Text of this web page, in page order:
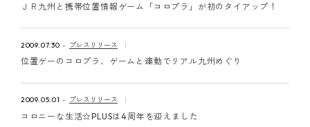
ＪＲ九州と携帯位置情報ゲーム「コロプラ」が初のタイアップ！
2009.07.30 プレスリリース
位置ゲーのコロプラ、ゲームと連動でリアル九州めぐり
2009.05.01 プレスリリース
コロニーな生活☆PLUSは4周年を迎えました